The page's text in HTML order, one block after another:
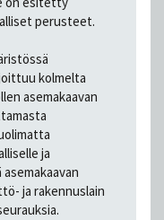
perusteet.
kolmelta
asemakaavan
ja
ja rakennuslain